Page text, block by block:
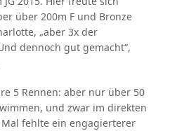
über 200m F und Bronze
„aber 3x der
dennoch gut gemacht“,
5 Rennen: aber nur über 50
und zwar im direkten
fehlte ein engagierterer